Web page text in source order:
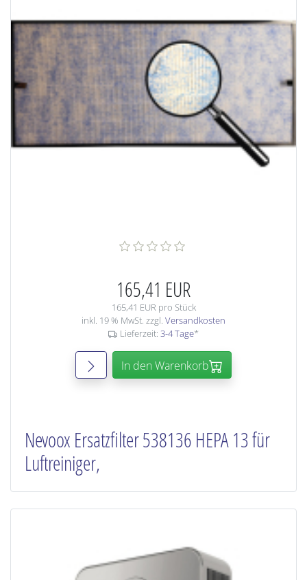
165,41 EUR
165,41 EUR pro Stück
inkl. 19 % MwSt. zzgl. Versandkosten
Lieferzeit: 3-4 Tage*
In den Warenkorb
Nevoox Ersatzfilter 538136 HEPA 13 für
Luftreiniger,